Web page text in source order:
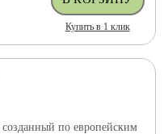
Купить в 1 клик
по европейским